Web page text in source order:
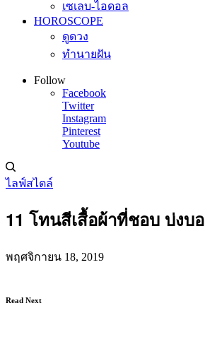
เซเลบ-ไอดอล
HOROSCOPE
ดูดวง
ทำนายฝัน
Follow
Facebook
Twitter
Instagram
Pinterest
Youtube
ไลฟ์สไตล์
11 โทนสีเสื้อผ้าที่ชอบ บ่งบ
พฤศจิกายน 18, 2019
Read Next